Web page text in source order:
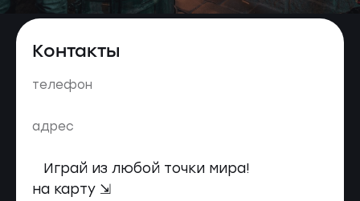
Контакты
телефон
адрес
Играй из любой точки мира!
на карту ⇲